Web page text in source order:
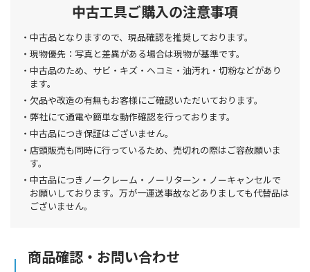
中古工具ご購入の注意事項
中古品となりますので、現品確認を推奨しております。
現物優先：写真と差異がある場合は現物が基準です。
中古品のため、サビ・キズ・ヘコミ・油汚れ・切粉などがあり
ます。
欠品や改造の有無もお客様にご確認いただいております。
弊社にて通電や簡単な動作確認を行っております。
中古品につき保証はございません。
店頭販売も同時に行っているため、売切れの際はご容赦願いま
す。
中古品につきノークレーム・ノーリターン・ノーキャンセルで
お願いしております。万が一運送事故などありましても代替品は
ございません。
商品確認・お問い合わせ